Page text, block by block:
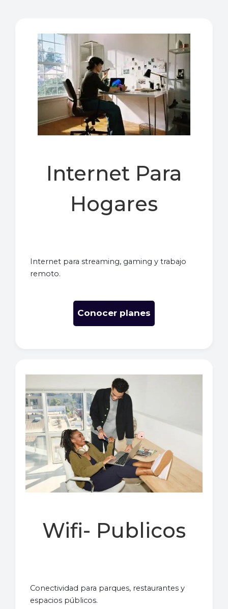
Internet Para
Hogares
Internet para streaming, gaming y trabajo
remoto.
Conocer planes
Wifi- Publicos
Conectividad para parques, restaurantes y
espacios públicos.